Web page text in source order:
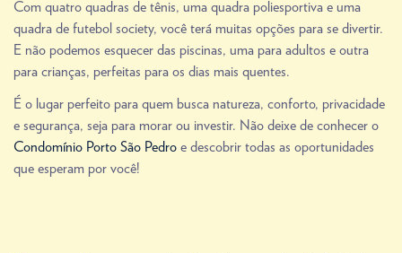
Com quatro quadras de tênis, uma quadra poliesportiva e uma
quadra de futebol society, você terá muitas opções para se divertir.
E não podemos esquecer das piscinas, uma para adultos e outra
para crianças, perfeitas para os dias mais quentes.
É o lugar perfeito para quem busca natureza, conforto, privacidade
e segurança, seja para morar ou investir. Não deixe de conhecer o
Condomínio Porto São Pedro e descobrir todas as oportunidades
que esperam por você!